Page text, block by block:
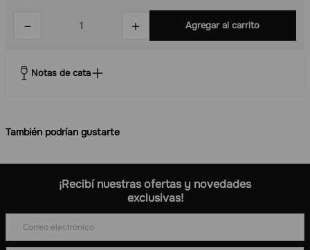
＋
－ Agregar al carrito
Notas de cata
También podrían gustarte
¡Recibí nuestras ofertas y novedades
exclusivas!